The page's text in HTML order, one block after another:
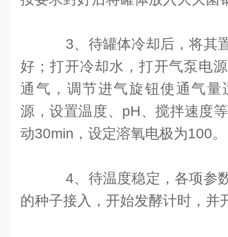
3、待罐体冷却后，将其
好；打开冷却水，打开气泵电
通气，调节进气旋钮使通气
源，设置温度、pH、搅拌速度
动30min，设定溶氧电极为100。
4、待温度稳定，各项参
的种子接入，开始发酵计时，并